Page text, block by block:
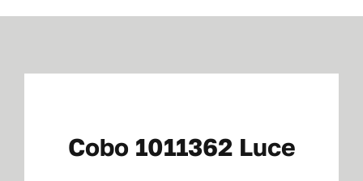
Cobo 1011362 Luce